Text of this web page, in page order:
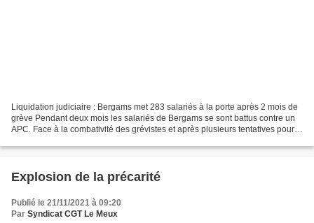
Liquidation judiciaire : Bergams met 283 salariés à la porte après 2 mois de
grève Pendant deux mois les salariés de Bergams se sont battus contre un
APC. Face à la combativité des grévistes et après plusieurs tentatives pour
Explosion de la précarité
Publié le 21/11/2021 à 09:20
Par Syndicat CGT Le Meux